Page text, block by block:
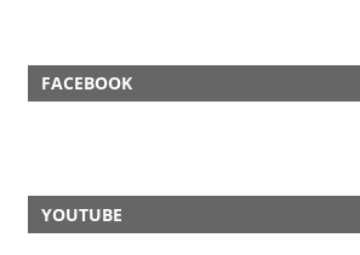
FACEBOOK
YOUTUBE